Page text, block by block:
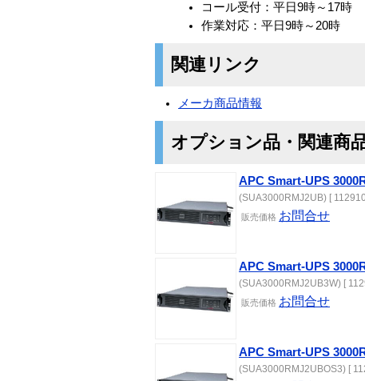
コール受付：平日9時～17時
作業対応：平日9時～20時
関連リンク
メーカ商品情報
オプション品・関連商
APC Smart-UPS
(SUA3000RMJ2UB) [
販売価格 お問合せ
APC Smart-UPS
(SUA3000RMJ2UB3W) [
販売価格 お問合せ
APC Smart-UPS
(SUA3000RMJ2UBOS3) [